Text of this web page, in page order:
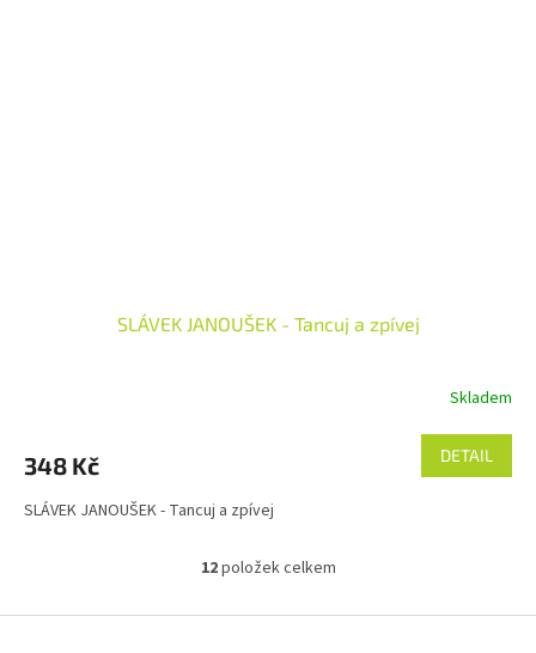
SLÁVEK JANOUŠEK - Tancuj a zpívej
Skladem
348 Kč DETAIL
SLÁVEK JANOUŠEK - Tancuj a zpívej
O
l
12položek celkem